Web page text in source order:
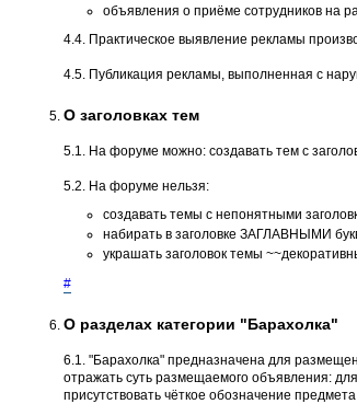
объявления о приёме сотрудников на
4.4. Практическое выявление рекламы
4.5. Публикация рекламы, выполненная с
О заголовках тем
5.1. На форуме можно: создавать тем с
5.2. На форуме нельзя:
создавать темы с непонятными
набирать в заголовке ЗАГЛАВНЫМИ
украшать заголовок темы
#
О разделах категории "Барахолка"
6.1. "Барахолка" предназначена для
отражать суть размещаемого объявления:
присутствовать чёткое обозначение